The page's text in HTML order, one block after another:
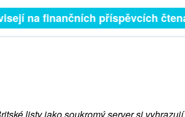
na finančních příspěvcích